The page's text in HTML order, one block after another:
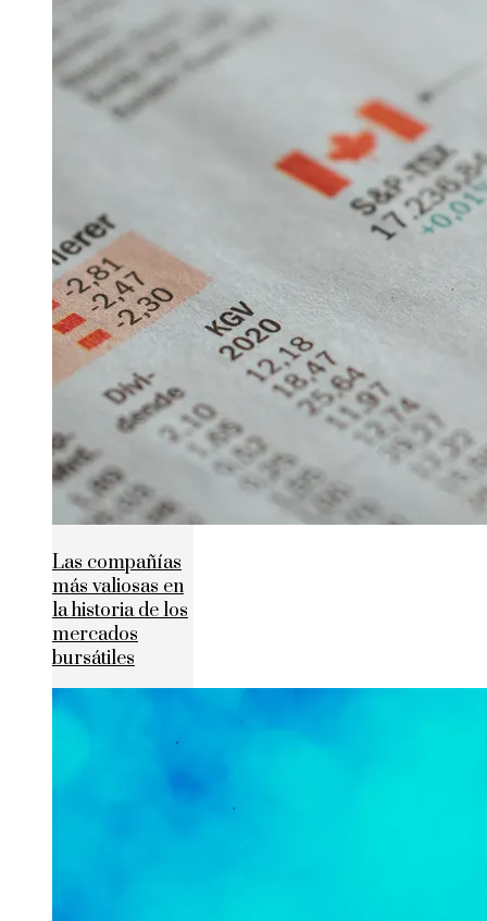
Las compañías
más valiosas en
la historia de los
mercados
bursátiles